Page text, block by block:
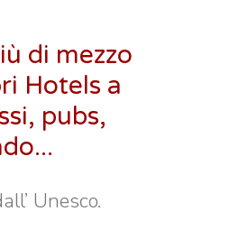
di mezzo
Hotels a
pubs,
Unesco.